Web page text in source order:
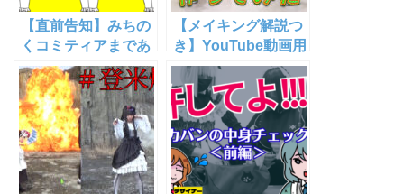
【直前告知】みちの
くコミティアまであ
と2日！地図ガチャ
ラインナップ・キャ
ラクターグッズおし
ながき確定
【6/12(日)夢メッセ
みやぎ G4】
【メイキング解説つ
き】YouTube動画用
におもしろアイキャ
ッチを作ってみた